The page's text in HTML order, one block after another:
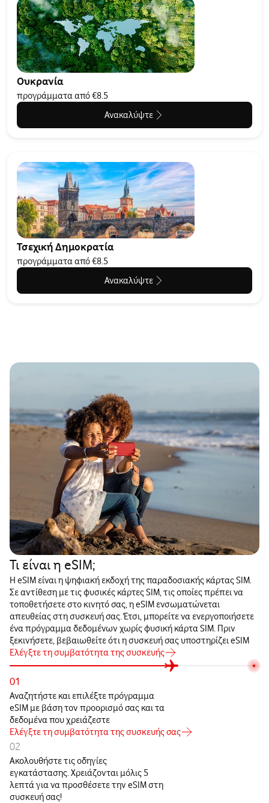
Ουκρανία
προγράμματα από €8.5
Ανακαλύψτε
Τσεχική Δημοκρατία
προγράμματα από €8.5
Ανακαλύψτε
Τι είναι η eSIM;
Η eSIM είναι η ψηφιακή εκδοχή της παραδοσιακής κάρτας SIM.
Σε αντίθεση με τις φυσικές κάρτες SIM, τις οποίες πρέπει να
τοποθετήσετε στο κινητό σας, η eSIM ενσωματώνεται
απευθείας στη συσκευή σας. Έτσι, μπορείτε να ενεργοποιήσετε
ένα πρόγραμμα δεδομένων χωρίς φυσική κάρτα SIM. Πριν
ξεκινήσετε, βεβαιωθείτε ότι η συσκευή σας υποστηρίζει eSIM
Ελέγξτε τη συμβατότητα της συσκευής
01
Αναζητήστε και επιλέξτε πρόγραμμα
eSIM με βάση τον προορισμό σας και τα
δεδομένα που χρειάζεστε
Ελέγξτε τη συμβατότητα της συσκευής σας
02
Ακολουθήστε τις οδηγίες
εγκατάστασης. Χρειάζονται μόλις 5
λεπτά για να προσθέσετε την eSIM στη
συσκευή σας!